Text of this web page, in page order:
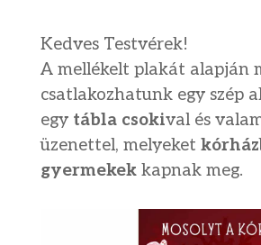
Kedves Testvérek!
A mellékelt plakát alapján
csatlakozhatunk egy szép
egy tábla csokival és
üzenettel, melyeket kórház
gyermekekkapnak meg.